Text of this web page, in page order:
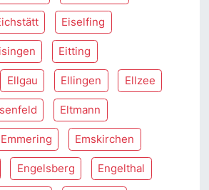
Eiselfing
Eitting
Ellgau Ellingen Ellzee
Eltmann
Emmering Emskirchen
Engelsberg Engelthal